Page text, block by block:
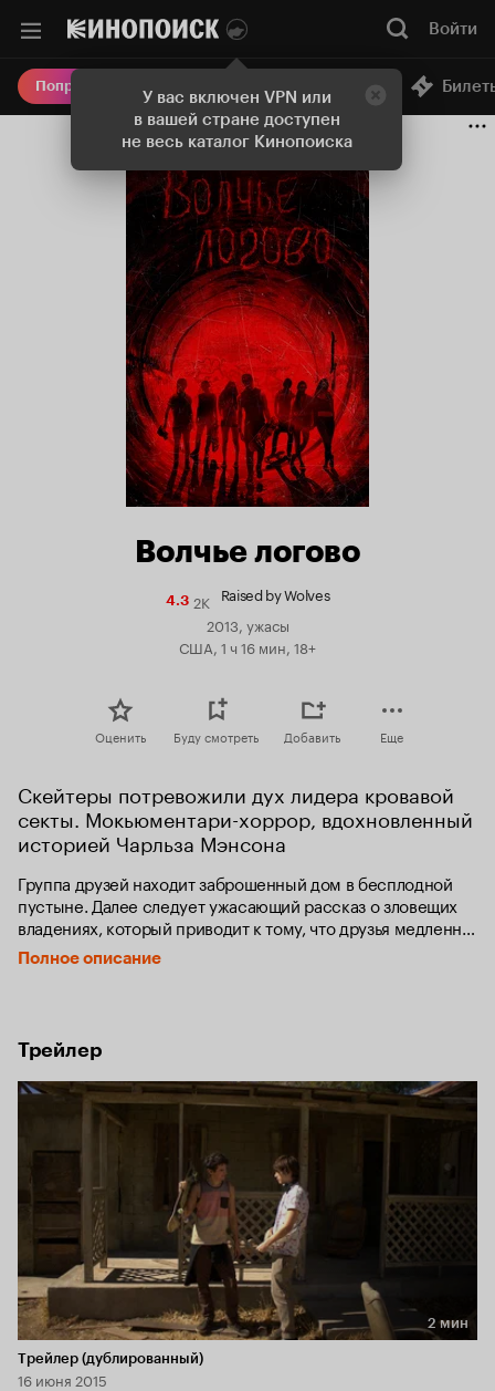
У вас включен VPN или
в вашей стране доступен
не весь каталог Кинопоиска
Войти
Попробовать Плюс Онлайн-кинотеатр
Волчье логово
4.3Рейтинг
Кинопоиска
2K Raised by Wolves
2013, ужасы
США, 1 ч 16 мин, 18+
Оценить Буду смотреть Добавить Еще
Скейтеры потревожили дух лидера кровавой
секты. Мокьюментари-хоррор, вдохновленный
историей Чарльза Мэнсона
Группа друзей находит заброшенный дом в бесплодной
пустыне. Далее следует ужасающий рассказ о зловещих
владениях, который приводит к тому, что друзья медленно
настраиваются друг против друга.
Полное описание
Трейлер
Длительность 2 мин
2 мин
Трейлер (дублированный)
16 июня 2015